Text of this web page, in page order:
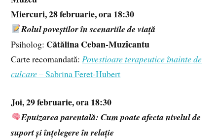
Miercuri, 28 februarie, ora 18:30
Rolul poveștilor în scenariile de viață
Psiholog: Cătălina Ceban-Muzîcantu
Carte recomandată: Povestioare terapeutice înainte de
culcare– Sabrina Feret-Hubert
Joi, 29 februarie, ora 18:30
Epuizarea parentală: Cum poate afecta nivelul de
suport și înțelegere în relație